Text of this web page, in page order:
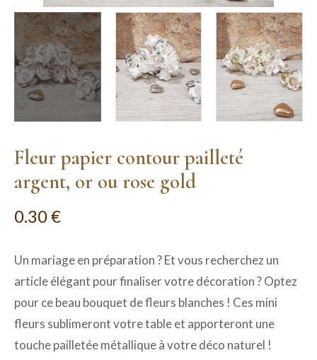
Fleur papier contour pailleté
argent, or ou rose gold
0.30€
Un mariage en préparation ? Et vous recherchez un
article élégant pour finaliser votre décoration ? Optez
pour ce beau bouquet de fleurs blanches ! Ces mini
fleurs sublimeront votre table et apporteront une
touche pailletée métallique à votre déco naturel !